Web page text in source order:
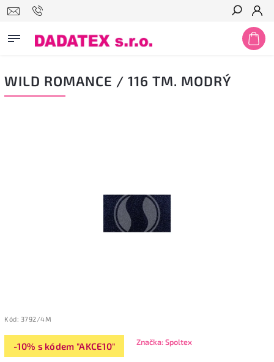
Hledat
WILD ROMANCE / 116 TM. MODRÝ
Kód: 3792/4M
-10% s kódem "AKCE10" Značka:Spoltex